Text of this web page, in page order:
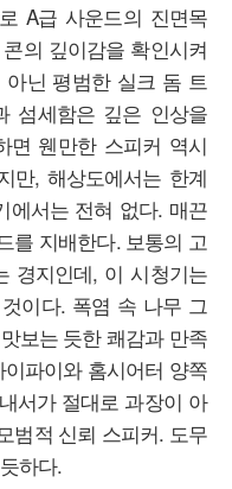
A급 사운드의 진면목
의 깊이감을 확인시켜
닌 평범한 실크 돔 트
섬세함은 깊은 인상을
면 웬만한 스피커 역시
만, 해상도에서는 한계
에서는 전혀 없다. 매끈
를 지배한다. 보통의 고
경지인데, 이 시청기는
이다. 폭염 속 나무 그
보는 듯한 쾌감과 만족
파이와 홈시어터 양쪽
서가 절대로 과장이 아
범적 신뢰 스피커. 도무
하다.